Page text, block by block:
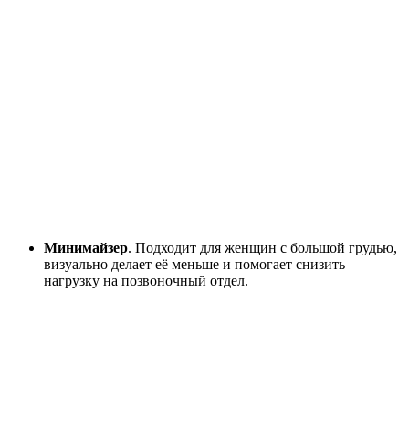
Минимайзер. Подходит для женщин с большой грудью,
визуально делает её меньше и помогает снизить
нагрузку на позвоночный отдел.